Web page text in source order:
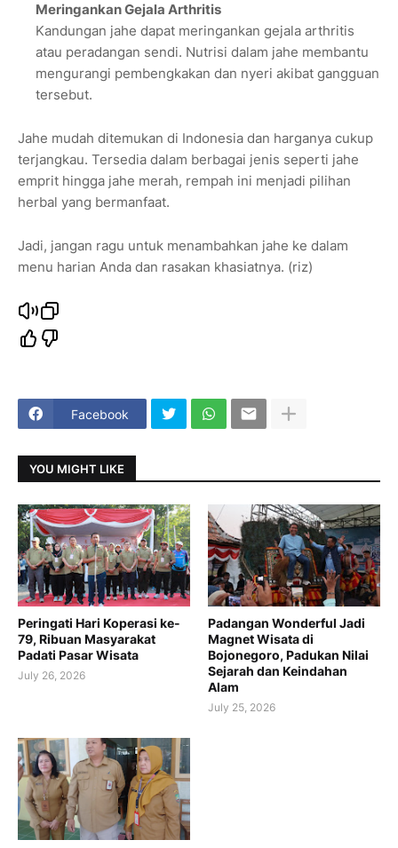
Meringankan Gejala Arthritis
Kandungan jahe dapat meringankan gejala arthritis
atau peradangan sendi. Nutrisi dalam jahe membantu
mengurangi pembengkakan dan nyeri akibat gangguan
tersebut.
Jahe mudah ditemukan di Indonesia dan harganya cukup
terjangkau. Tersedia dalam berbagai jenis seperti jahe
emprit hingga jahe merah, rempah ini menjadi pilihan
herbal yang bermanfaat.
Jadi, jangan ragu untuk menambahkan jahe ke dalam
menu harian Anda dan rasakan khasiatnya. (riz)
Facebook
YOU MIGHT LIKE
Peringati Hari Koperasi ke-
79, Ribuan Masyarakat
Padati Pasar Wisata
July 26, 2026
Padangan Wonderful Jadi
Magnet Wisata di
Bojonegoro, Padukan Nilai
Sejarah dan Keindahan
Alam
July 25, 2026